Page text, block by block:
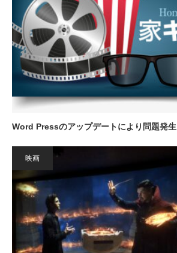
Word Pressのアップデートにより問題発生
映画